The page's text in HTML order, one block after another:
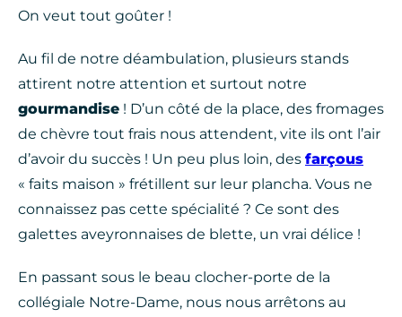
On veut tout goûter !
Au fil de notre déambulation, plusieurs stands
attirent notre attention et surtout notre
gourmandise ! D’un côté de la place, des fromages
de chèvre tout frais nous attendent, vite ils ont l’air
d’avoir du succès ! Un peu plus loin, des farçous
« faits maison » frétillent sur leur plancha. Vous ne
connaissez pas cette spécialité ? Ce sont des
galettes aveyronnaises de blette, un vrai délice !
En passant sous le beau clocher-porte de la
collégiale Notre-Dame, nous nous arrêtons au